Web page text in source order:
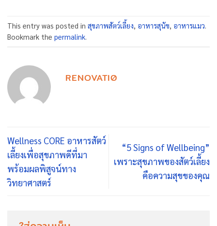
This entry was posted in สุขภาพสัตว์เลี้ยง, อาหารสุนัข, อาหารแมว.
Bookmark the permalink.
RENOVATI0
Wellness CORE อาหารสัตว์
เลี้ยงเพื่อสุขภาพดีที่มา
พร้อมผลพิสูจน์ทาง
วิทยาศาสตร์
“5 Signs of Wellbeing”
เพราะสุขภาพของสัตว์เลี้ยง
คือความสุขของคุณ